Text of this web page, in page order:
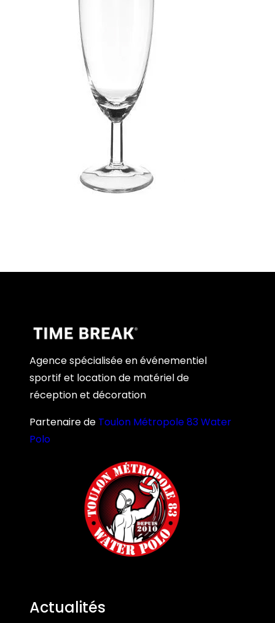
Agence spécialisée en événementiel
sportif et location de matériel de
réception et décoration
Partenaire de Toulon Métropole 83 Water
Polo
Actualités